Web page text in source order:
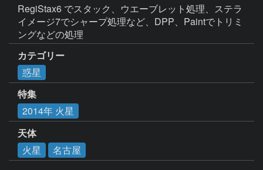
RegiStax6 でスタック、ウエーブレット処理、ステラ
イメージ7でシャープ処理など、DPP、Paintでトリミ
ングなどの処理
カテゴリー
惑星
特集
2014年 火星
天体
火星
名古屋